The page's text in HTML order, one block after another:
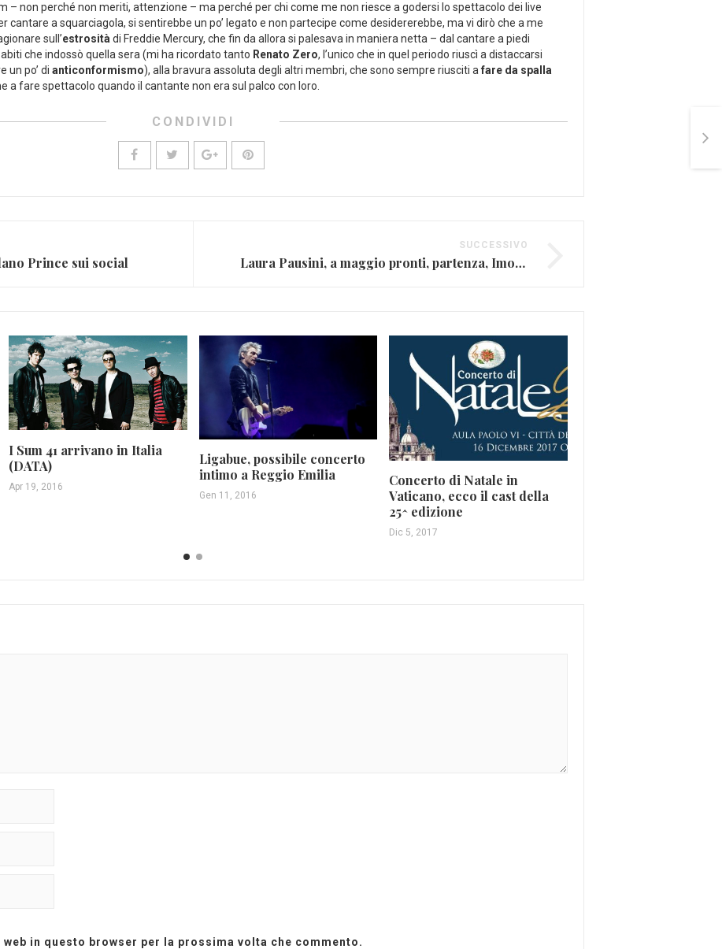
– non perché non meriti, attenzione – ma perché per chi come me non riesce a godersi lo spettacolo dei live
cantare a squarciagola, si sentirebbe un po’ legato e non partecipe come desidererebbe, ma vi dirò che a me
sull’estrositàdi Freddie Mercury, che fin da allora si palesava in maniera netta – dal cantare a piedi
che indossò quella sera (mi ha ricordato tanto Renato Zero, l’unico che in quel periodo riuscì a distaccarsi
un po’ di anticonformismo), alla bravura assoluta degli altri membri, che sono sempre riusciti afare da spalla
a fare spettacolo quando il cantante non era sul palco con loro.
CONDIVIDI
Prince sui social
SUCCESSIVO
Laura Pausini, a maggio pronti, partenza, Imola (FOTO E VIDEO)
I Sum 41 arrivano in Italia
(DATA)
Apr 19, 2016
Ligabue, possibile concerto
intimo a Reggio Emilia
Gen 11, 2016
Concerto di Natale in
Vaticano, ecco il cast della
25^ edizione
Dic 5, 2017
in questo browser per la prossima volta che commento.